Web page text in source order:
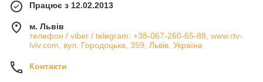
Працює з 12.02.2013
м. Львів
телефон / viber / telegram: +38-067-260-65-88, www.rtv-
lviv.com, вул. Городоцька, 359, Львів, Україна
Контакти